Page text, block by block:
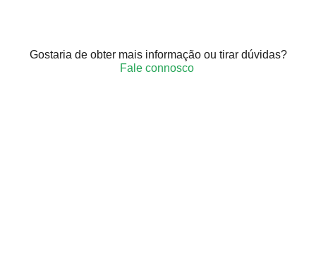
Gostaria de obter mais informação ou tirar dúvidas?
Fale connosco